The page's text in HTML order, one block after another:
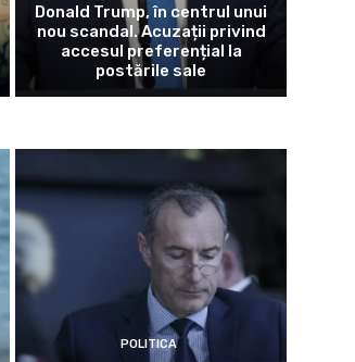
Donald Trump, în centrul unui
nou scandal. Acuzații privind
accesul preferențial la
postările sale
POLITICA